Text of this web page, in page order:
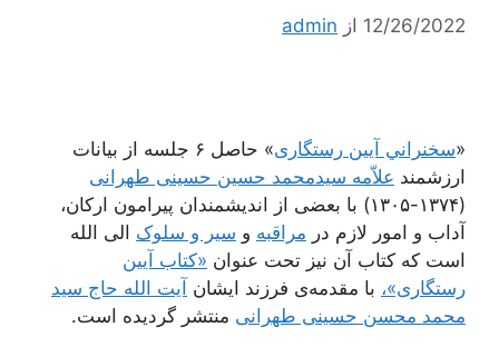
12/26/2022 از admin
«سخنراني آیین رستگاری
» حاصل ۶ جلسه از بیانات
ارزشمند علاّمه سیدمحمد حسین حسینی طهرانی
(۱۳۷۴-۱۳۰۵) با بعضی از اندیشمندان پیرامون ارکان،
آداب و امور لازم در مراقبه و سیر و سلوک الی الله
است که کتاب آن نیز تحت عنوان «کتاب آیین
رستگاری»، با مقدمه‌ی فرزند ایشان آیت الله حاج سید
محمد محسن حسینی طهرانی منتشر گردیده است.